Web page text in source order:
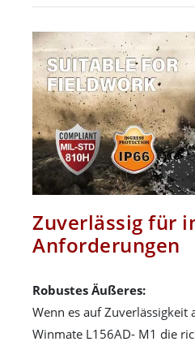
Zuverlässig für
Anforderungen
Robustes Äußeres:
Wenn es auf Zuverlässigkeit
Winmate L156AD- M1 die